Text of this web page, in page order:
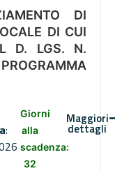
DI
DI CUI
D. LGS. N.
:
Giorni
alla
scadenza:
32
Maggiori
dettagli